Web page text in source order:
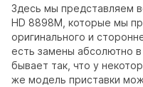
Здесь мы представляем
HD 8898M, которые мы
оригинального и
есть замены абсолютно
бывает так, что у
же модель приставки